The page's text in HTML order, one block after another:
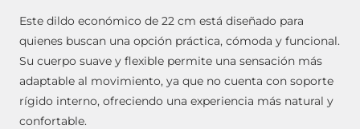
Este dildo económico de 22 cm está diseñado para
quienes buscan una opción práctica, cómoda y funcional.
Su cuerpo suave y flexible permite una sensación más
adaptable al movimiento, ya que no cuenta con soporte
rígido interno, ofreciendo una experiencia más natural y
confortable.